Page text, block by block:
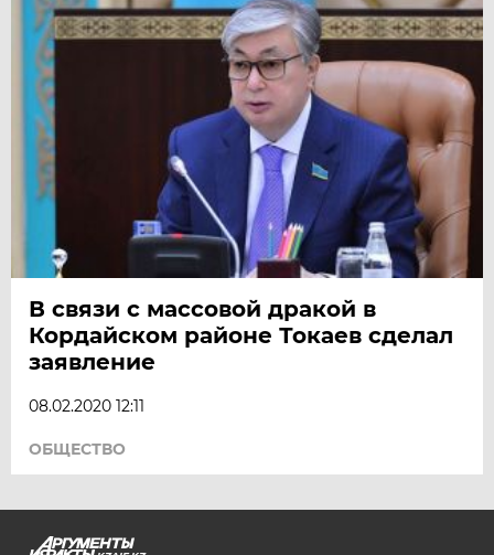
В связи с массовой дракой в
Кордайском районе Токаев сделал
заявление
08.02.2020 12:11
ОБЩЕСТВО